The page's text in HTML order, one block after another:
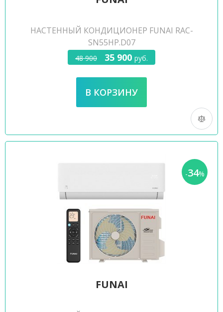
НАСТЕННЫЙ КОНДИЦИОНЕР FUNAI RAC-
SN55HP.D07
48 900 35 900 руб.
-34%
FUNAI